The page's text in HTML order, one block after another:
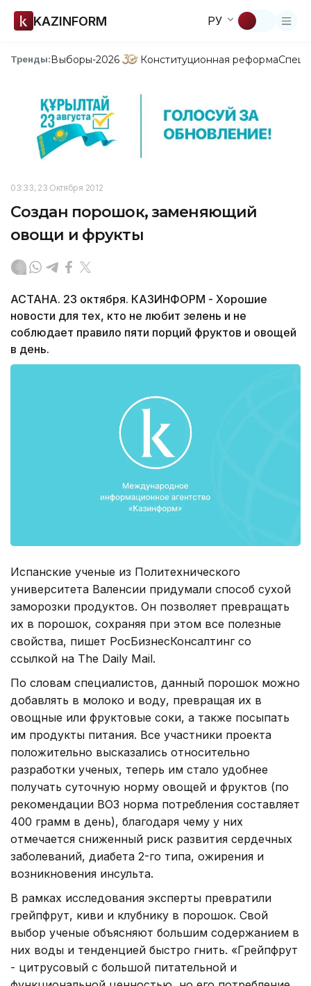
KAZINFORM РУ
Тренды:Выборы-2026 Конституционная реформа
03:33, 23 Октября 2012
Создан порошок, заменяющий
овощи и фрукты
АСТАНА. 23 октября. КАЗИНФОРМ - Хорошие
новости для тех, кто не любит зелень и не
соблюдает правило пяти порций фруктов и овощей
в день.
Испанские ученые из Политехнического
университета Валенсии придумали способ сухой
заморозки продуктов. Он позволяет превращать
их в порошок, сохраняя при этом все полезные
свойства, пишет РосБизнесКонсалтинг со
ссылкой на The Daily Mail.
По словам специалистов, данный порошок можно
добавлять в молоко и воду, превращая их в
овощные или фруктовые соки, а также посыпать
им продукты питания. Все участники проекта
положительно высказались относительно
разработки ученых, теперь им стало удобнее
получать суточную норму овощей и фруктов (по
рекомендации ВОЗ норма потребления составляет
400 грамм в день), благодаря чему у них
отмечается сниженный риск развития сердечных
заболеваний, диабета 2-го типа, ожирения и
возникновения инсульта.
В рамках исследования эксперты превратили
грейпфрут, киви и клубнику в порошок. Свой
выбор ученые объясняют большим содержанием в
них воды и тенденцией быстро гнить. «Грейпфрут
- цитрусовый с большой питательной и